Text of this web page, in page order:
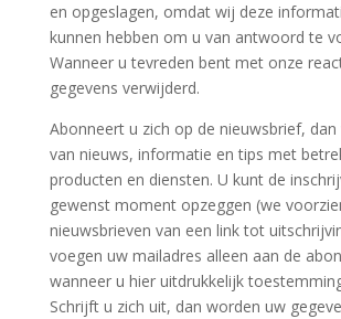
en opgeslagen, omdat wij deze
kunnen hebben om u van antwoord te
Wanneer u tevreden bent met onze
gegevens verwijderd.
Abonneert u zich op de nieuwsbrief,
van nieuws, informatie en tips met
producten en diensten. U kunt de
gewenst moment opzeggen (we
nieuwsbrieven van een link tot
voegen uw mailadres alleen aan de
wanneer u hier uitdrukkelijk
Schrijft u zich uit, dan worden uw